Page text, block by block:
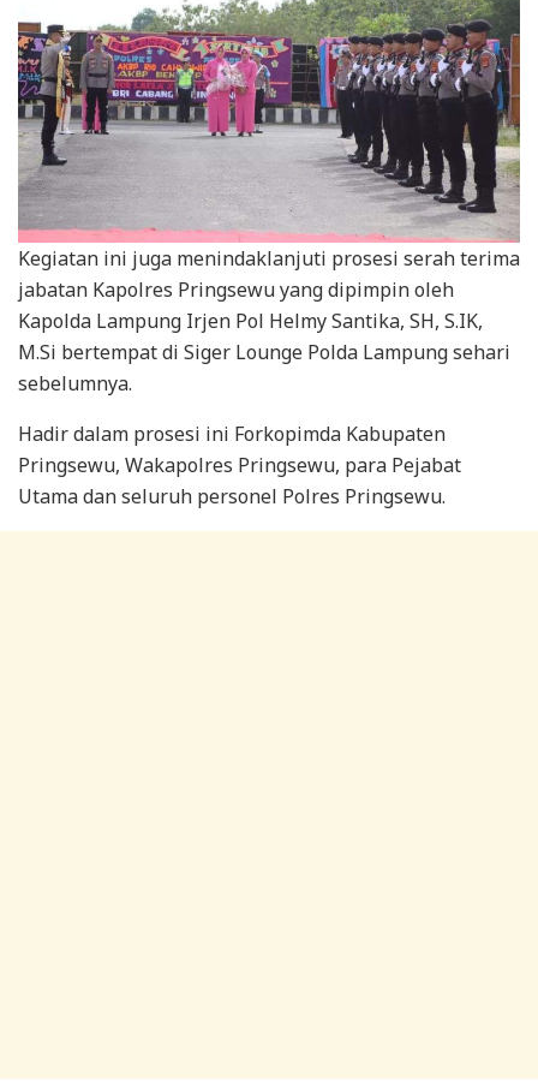
Kegiatan ini juga menindaklanjuti prosesi serah terima
jabatan Kapolres Pringsewu yang dipimpin oleh
Kapolda Lampung Irjen Pol Helmy Santika, SH, S.IK,
M.Si bertempat di Siger Lounge Polda Lampung sehari
sebelumnya.
Hadir dalam prosesi ini Forkopimda Kabupaten
Pringsewu, Wakapolres Pringsewu, para Pejabat
Utama dan seluruh personel Polres Pringsewu.